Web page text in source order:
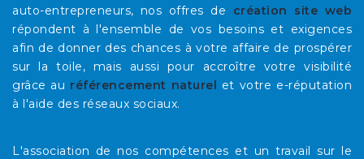
auto-entrepreneurs, nos offres de création site web
répondent à l'ensemble de vos besoins et exigences
afin de donner des chances à votre affaire de prospérer
sur la toile, mais aussi pour accroître votre visibilité
grâce au référencement naturel et votre e-réputation
à l'aide des réseaux sociaux.
L'association de nos compétences et un travail sur le